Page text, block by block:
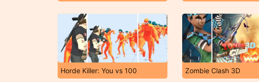
Horde Killer: You vs 100 Zombie Clash 3D